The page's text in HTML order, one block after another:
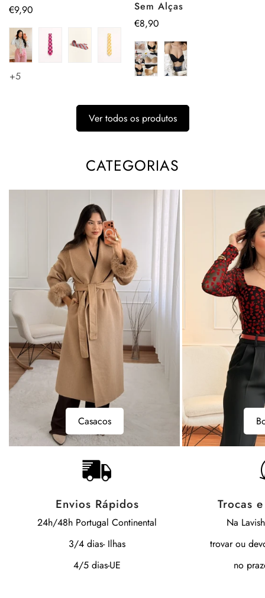
Preço
€9,90
+5
Sem Alças
Preço
€8,90
Ver todos os produtos
CATEGORIAS
Bodys Bodys
Envios Rápidos
24h/48h Portugal Continental
3/4 dias- Ilhas
4/5 dias-UE
Trocas
Na
trovar ou
no